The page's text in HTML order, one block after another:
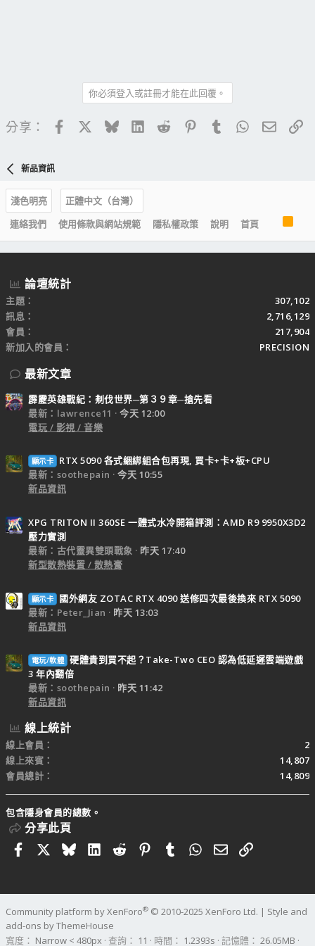
你必須登入或註冊才能在此回覆。
分享： FacebookBlueskyLinkedIn
Reddit PinterestTumblrWhatsApp
電子
新品資訊
淺色明亮
正體中文（台灣）
連絡我們
使用條款與網站規範 隱私權政策 說明 首頁
S
論壇統計
主題
307,102
訊息
2,716,129
會員
217,904
新加入的會員
PRECISION
最新文章
霹靂英雄戰紀：刜伐世界─第３９章─搶先看
最新：lawrence11
今天 12:00
電玩 / 影視 / 音樂
顯示卡
RTX 5090 各式綑綁組合包再現, 買卡+卡+板+CPU
最新：soothepain
今天 10:55
新品資訊
XPG TRITON II 360SE 一體式水冷開箱評測：AMD R9 9950X3D2
壓力實測
最新：古代靈異雙頭戰象
昨天 17:40
新型散熱裝置 / 散熱膏
顯示卡
國外網友 ZOTAC RTX 4090 送修四次最後換來 RTX 5090
最新：Peter_Jian
昨天 13:03
新品資訊
電玩/軟體 硬體貴到買不起？Take-Two CEO 認為低延遲雲端遊戲
3 年內翻倍
最新：soothepain
昨天 11:42
新品資訊
線上統計
線上會員
2
線上來賓
14,807
會員總計
14,809
包含隱身會員的總數。
分享此頁
FacebookBlueskyLinkedIn
RedditPinterestTumblrWhatsApp
電子郵件
連結
Community platform by XenForo® © 2010-2025 XenForo Ltd. | Style and
add-ons by ThemeHouse
寬度
查詢 11 時間 1.2393s 記憶體 26.05MB